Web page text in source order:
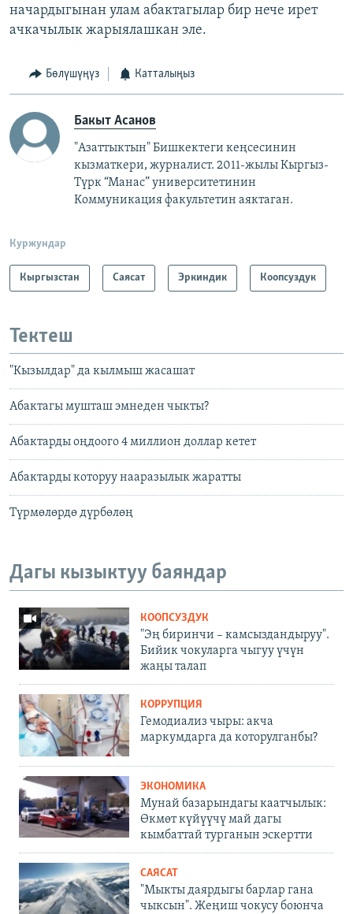
начардыгынан улам абактагылар бир нече ирет
ачкачылык жарыялашкан эле.
Бөлүшүңүз Катталыңыз
Бакыт Асанов
"Азаттыктын" Бишкектеги кеңсесинин
кызматкери, журналист. 2011-жылы Кыргыз-
Түрк “Манас” университетинин
Коммуникация факультетин аяктаган.
Куржундар
Кыргызстан Саясат Эркиндик Коопсуздук
Тектеш
"Кызылдар" да кылмыш жасашат
Абактагы мушташ эмнеден чыкты?
Абактарды оңдоого 4 миллион доллар кетет
Абактарды которуу нааразылык жаратты
Түрмөлөрдө дүрбөлөң
Дагы кызыктуу баяндар
КООПСУЗДУК
"Эң биринчи – камсыздандыруу".
Бийик чокуларга чыгуу үчүн
жаңы талап
КОРРУПЦИЯ
Гемодиализ чыры: акча
маркумдарга да которулганбы?
ЭКОНОМИКА
Мунай базарындагы каатчылык:
Өкмөт күйүүчү май дагы
кымбаттай турганын эскертти
САЯСАТ
"Мыкты даярдыгы барлар гана
чыксын". Жеңиш чокусу боюнча